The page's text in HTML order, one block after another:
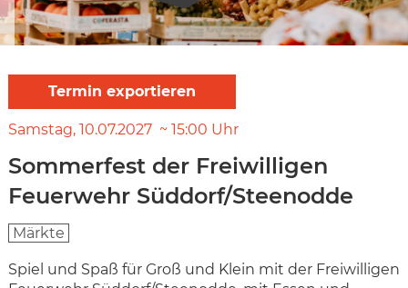
Samstag 10.07.2027 15:00 Uhr
Sommerfest der Freiwilligen
Feuerwehr Süddorf/Steenodde
Märkte
Spiel und Spaß für Groß und Klein mit der Freiwilligen